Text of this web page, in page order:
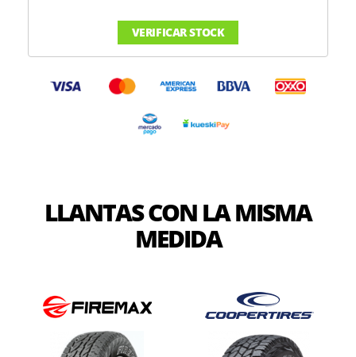
VERIFICAR STOCK
LLANTAS CON LA MISMA
MEDIDA